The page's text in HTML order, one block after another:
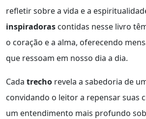
refletir sobre a vida e a
inspiradoras contidas nesse livro
o coração e a alma, oferecendo
que ressoam em nosso dia a dia.
Cada trecho revela a sabedoria de
convidando o leitor a repensar suas
um entendimento mais profundo